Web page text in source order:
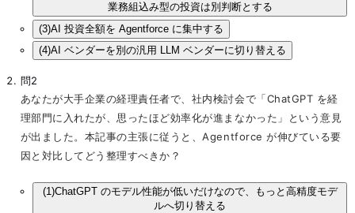
業務組込み型の投資は別判断とする
(3)AI 投資全額を Agentforce に集中する
(4)AI ベンダーを別の汎用 LLM ベンダーに切り替える
問2
あなたが大手企業の経理責任者で、社内検討会で「ChatGPT を経
理部門に入れたが、思ったほど効率化が進まなかった」という意見
が出ました。本記事の主張に従うと、Agentforce が伸びている要
因と対比してどう整理すべきか？
(1)ChatGPT のモデル性能が低いだけなので、もっと高精度モデ
ルへ切り替える